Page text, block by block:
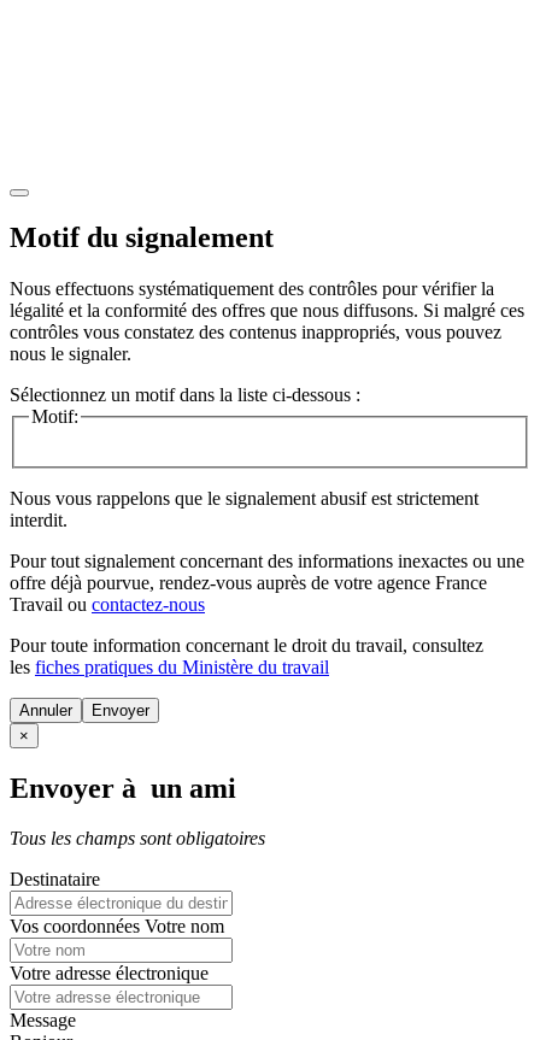
Motif du signalement
Nous effectuons systématiquement des contrôles pour vérifier la
légalité et la conformité des offres que nous diffusons. Si malgré ces
contrôles vous constatez des contenus inappropriés, vous pouvez
nous le signaler.
Sélectionnez un motif dans la liste ci-dessous :
Motif:
Nous vous rappelons que le signalement abusif est strictement
interdit.
Pour tout signalement concernant des informations inexactes ou une
offre déjà pourvue, rendez-vous auprès de votre agence France
Travail ou contactez-nous
Pour toute information concernant le droit du travail, consultez
les fiches pratiques du Ministère du travail
Annuler
×
Envoyer à un ami
Tous les champs sont obligatoires
Destinataire
Vos coordonnées Votre nom
Votre adresse électronique
Message